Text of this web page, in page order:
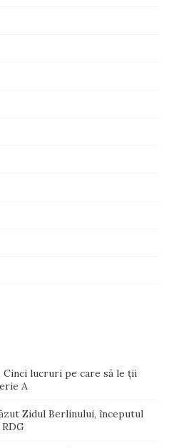
Cinci lucruri pe care să le ții
A
Zidul Berlinului, începutul